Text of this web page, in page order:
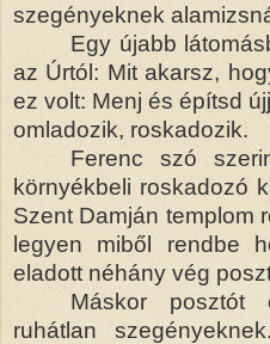
szegényeknek
Egy újabb
az Úrtól: Mit akarsz,
ez volt: Menj és építsd
omladozik, roskadozik.
Ferenc szó
környékbeli roskadozó
Szent Damján templom
legyen miből rendbe
eladott néhány vég
Máskor
ruhátlan